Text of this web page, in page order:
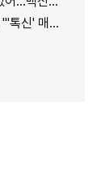
증가 견인"